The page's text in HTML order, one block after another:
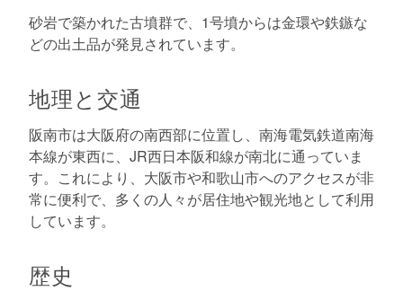
砂岩で築かれた古墳群で、1号墳からは金環や鉄鏃な
どの出土品が発見されています。
地理と交通
阪南市は大阪府の南西部に位置し、南海電気鉄道南海
本線が東西に、JR西日本阪和線が南北に通っていま
す。これにより、大阪市や和歌山市へのアクセスが非
常に便利で、多くの人々が居住地や観光地として利用
しています。
歴史